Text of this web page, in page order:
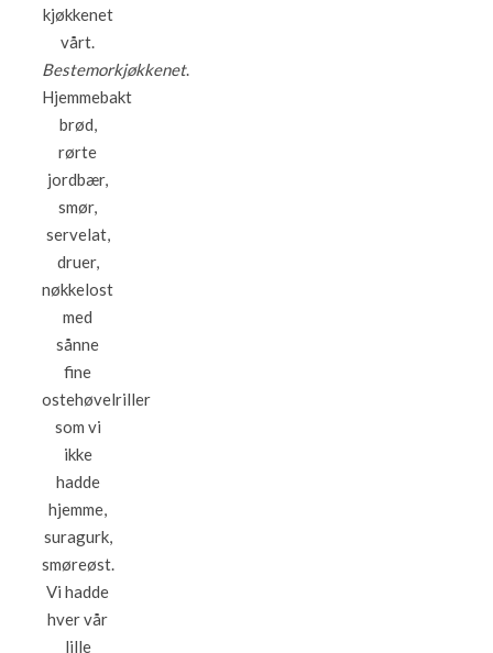
kjøkkenet
vårt.
Bestemorkjøkkenet.
Hjemmebakt
brød,
rørte
jordbær,
smør,
servelat,
druer,
nøkkelost
med
sånne
fine
ostehøvelriller
som vi
ikke
hadde
hjemme,
suragurk,
smøreøst.
Vi hadde
hver vår
lille